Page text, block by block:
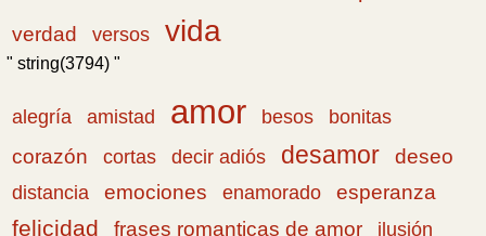
verdad
versos vida
" string(3794) "
alegría amistad amor besos
bonitas
corazón
cortas decir adiós desamor deseo
distancia emociones enamorado esperanza
felicidad frases romanticas de amor
ilusión